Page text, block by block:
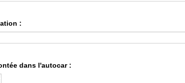
:
dans l'autocar :